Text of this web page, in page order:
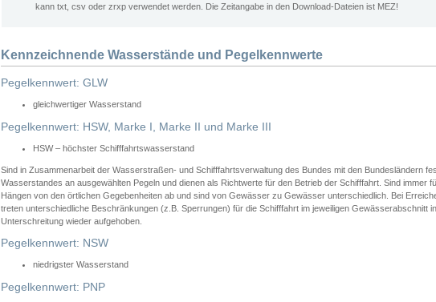
kann txt, csv oder zrxp verwendet werden. Die Zeitangabe in den Download-Dateien ist MEZ!
Kennzeichnende Wasserstände und Pegelkennwerte
Pegelkennwert: GLW
gleichwertiger Wasserstand
Pegelkennwert: HSW, Marke I, Marke II und Marke III
HSW – höchster Schifffahrtswasserstand
Sind in Zusammenarbeit der Wasserstraßen- und Schifffahrtsverwaltung des Bundes mit den Bundesländern
Wasserstandes an ausgewählten Pegeln und dienen als Richtwerte für den Betrieb der Schifffahrt. Sind immer
Hängen von den örtlichen Gegebenheiten ab und sind von Gewässer zu Gewässer unterschiedlich. Bei
treten unterschiedliche Beschränkungen (z.B. Sperrungen) für die Schifffahrt im jeweiligen Gewässerabschnitt
Unterschreitung wieder aufgehoben.
Pegelkennwert: NSW
niedrigster Wasserstand
Pegelkennwert: PNP